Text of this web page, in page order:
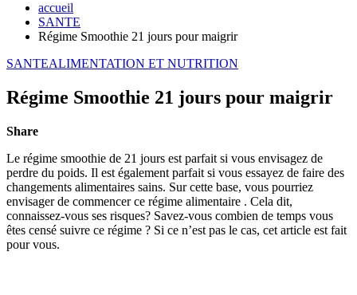
accueil
SANTE
Régime Smoothie 21 jours pour maigrir
SANTEALIMENTATION ET NUTRITION
Régime Smoothie 21 jours pour maigrir
Share
Le régime smoothie de 21 jours est parfait si vous envisagez de
perdre du poids. Il est également parfait si vous essayez de faire des
changements alimentaires sains. Sur cette base, vous pourriez
envisager de commencer ce régime alimentaire . Cela dit,
connaissez-vous ses risques? Savez-vous combien de temps vous
êtes censé suivre ce régime ? Si ce n’est pas le cas, cet article est fait
pour vous.